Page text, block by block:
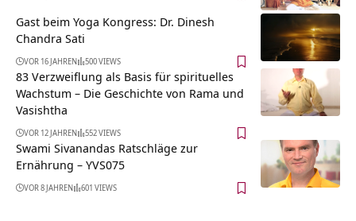
Gast beim Yoga Kongress: Dr. Dinesh
Chandra Sati
VOR 16 JAHREN 500 VIEWS
83 Verzweiflung als Basis für spirituelles
Wachstum – Die Geschichte von Rama und
Vasishtha
VOR 12 JAHREN 552 VIEWS
Swami Sivanandas Ratschläge zur
Ernährung – YVS075
VOR 8 JAHREN 601 VIEWS